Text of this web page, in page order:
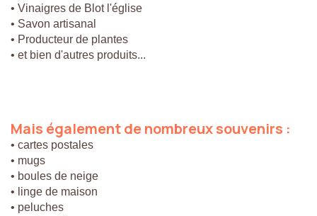
• Vinaigres de Blot l'église
• Savon artisanal
• Producteur de plantes
• et bien d'autres produits...
Mais égalementdenombreuxsouvenirs :
• cartes postales
• mugs
• boules de neige
• linge de maison
• peluches